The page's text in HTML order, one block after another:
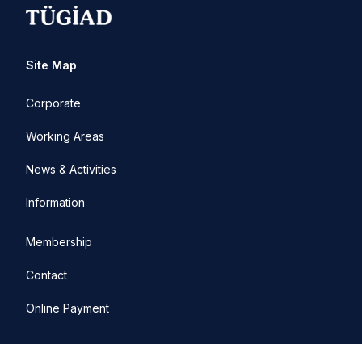
Site Map
Corporate
Working Areas
News & Activities
Information
Membership
Contact
Online Payment